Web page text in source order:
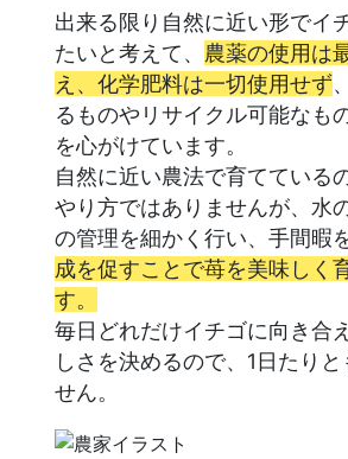
出来る限り自然に近い形でイ
たいと考えて、 農薬の使用は
え、化学肥料は一切使用せず
るものやリサイクル可能なも
を心がけています。
自然に近い農法で育てている
やり方ではありませんが、水
の管理を細かく行い、手間暇
成を促すことで苺を美味しく
す。
毎日どれだけイチゴに向き合
しさを決めるので、1日たりと
せん。